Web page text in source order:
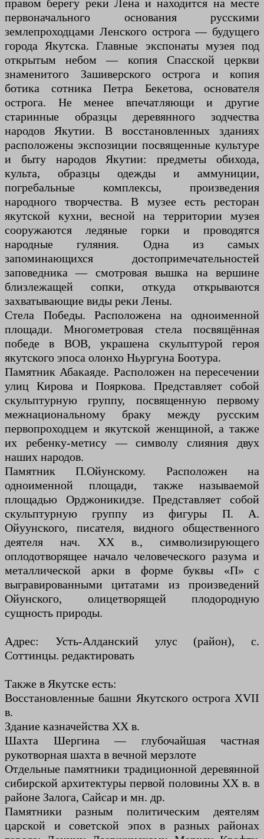
правом берегу реки Лена и находится на месте
первоначального основания русскими
землепроходцами Ленского острога — будущего
города Якутска. Главные экспонаты музея под
открытым небом — копия Спасской церкви
знаменитого Зашиверского острога и копия
ботика сотника Петра Бекетова, основателя
острога. Не менее впечатляющи и другие
старинные образцы деревянного зодчества
народов Якутии. В восстановленных зданиях
расположены экспозиции посвященные культуре
и быту народов Якутии: предметы обихода,
культа, образцы одежды и аммуниции,
погребальные комплексы, произведения
народного творчества. В музее есть ресторан
якутской кухни, весной на территории музея
сооружаются ледяные горки и проводятся
народные гуляния. Одна из самых
запоминающихся достопримечательностей
заповедника — смотровая вышка на вершине
близлежащей сопки, откуда открываются
захватывающие виды реки Лены.
Стела Победы. Расположена на одноименной
площади. Многометровая стела посвящённая
победе в ВОВ, украшена скульптурой героя
якутского эпоса олонхо Ньургуна Боотура.
Памятник Абакаяде. Расположен на пересечении
улиц Кирова и Пояркова. Представляет собой
скульптурную группу, посвященную первому
межнациональному браку между русским
первопроходцем и якутской женщиной, а также
их ребенку-метису — символу слияния двух
наших народов.
Памятник П.Ойунскому. Расположен на
одноименной площади, также называемой
площадью Орджоникидзе. Представляет собой
скульптурную группу из фигуры П. А.
Ойуунского, писателя, видного общественного
деятеля нач. ХХ в., символизирующего
оплодотворящее начало человеческого разума и
металлической арки в форме буквы «П» с
выгравированными цитатами из произведений
Ойунского, олицетворящей плодородную
сущность природы.
Адрес: Усть-Алданский улус (район), с.
Соттинцы. редактировать
Также в Якутске есть:
Восстановленные башни Якутского острога XVII
в.
Здание казначейства XX в.
Шахта Шергина — глубочайшая частная
рукотворная шахта в вечной мерзлоте
Отдельные памятники традиционной деревянной
сибирской архитектуры первой половины ХХ в. в
районе Залога, Сайсар и мн. др.
Памятники разным политическим деятелям
царской и советской эпох в разных районах